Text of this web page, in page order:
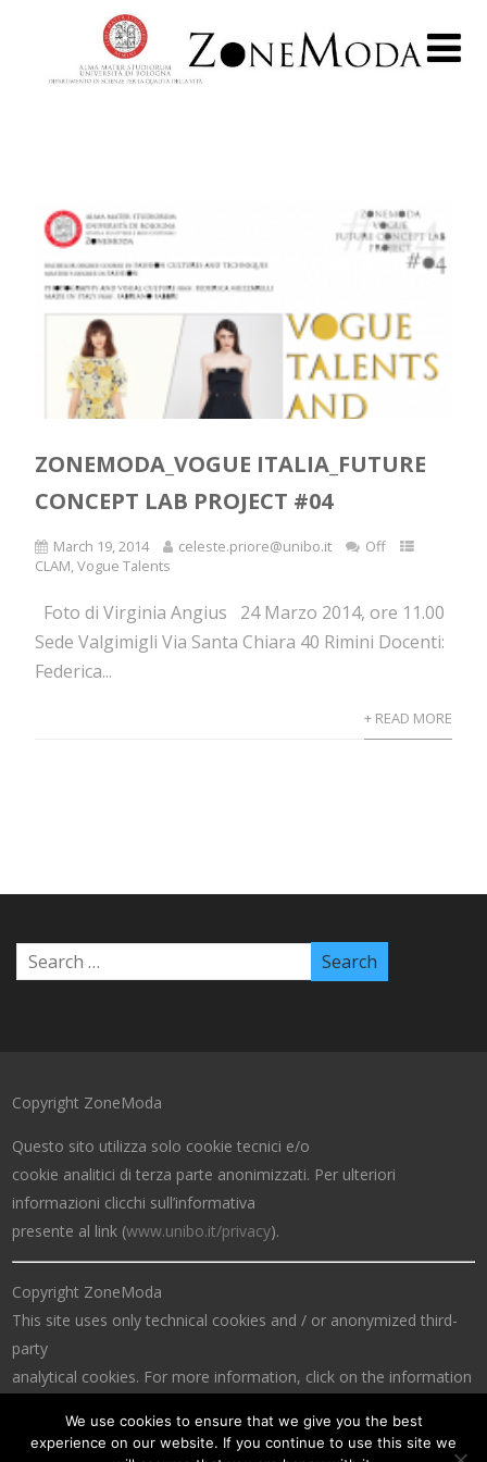
ZONEMODA_VOGUE ITALIA_FUTURE
CONCEPT LAB PROJECT #04
March 19, 2014 celeste.priore@unibo.it
Off
CLAM,Vogue Talents
Foto di Virginia Angius 24 Marzo 2014, ore 11.00
Sede Valgimigli Via Santa Chiara 40 Rimini Docenti:
Federica...
+ READ MORE
Copyright ZoneModa
Questo sito utilizza solo cookie tecnici e/o
cookie analitici di terza parte anonimizzati. Per ulteriori
informazioni clicchi sull’informativa
presente al link (www.unibo.it/privacy).
Copyright ZoneModa
This site uses only technical cookies and / or anonymized third-
party
analytical cookies. For more information, click on the information
We use cookies to ensure that we give you the best
experience on our website. If you continue to use this site we